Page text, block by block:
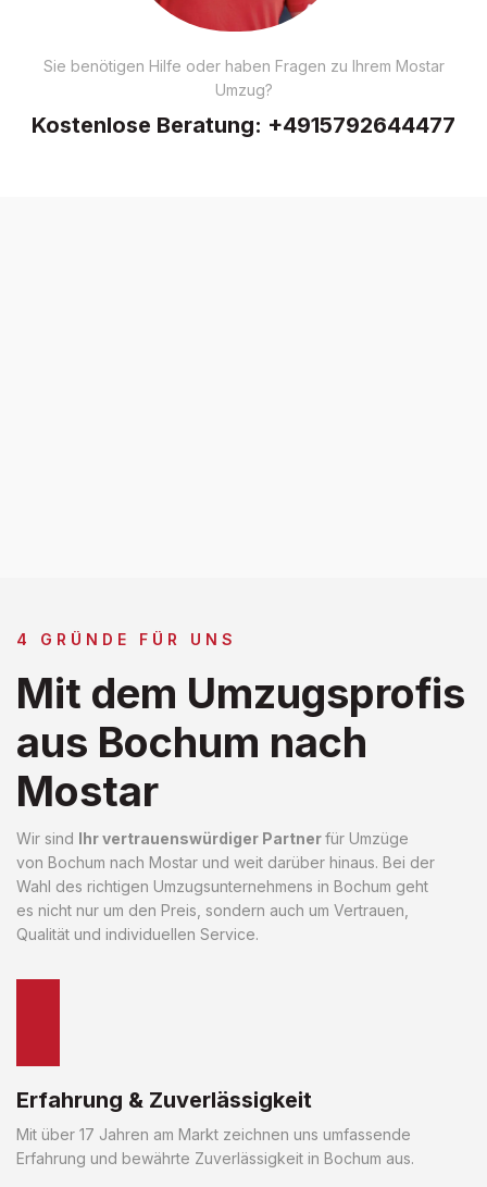
Sie benötigen Hilfe oder haben Fragen zu Ihrem Mostar
Umzug?
Kostenlose Beratung: +4915792644477
4 GRÜNDE FÜR UNS
Mit dem Umzugsprofis
aus Bochum nach
Mostar
Wir sind Ihr vertrauenswürdiger Partnerfür Umzüge
von Bochum nach Mostar und weit darüber hinaus. Bei der
Wahl des richtigen Umzugsunternehmens in Bochum geht
es nicht nur um den Preis, sondern auch um Vertrauen,
Qualität und individuellen Service.
Erfahrung & Zuverlässigkeit
Mit über 17 Jahren am Markt zeichnen uns umfassende
Erfahrung und bewährte Zuverlässigkeit in Bochum aus.